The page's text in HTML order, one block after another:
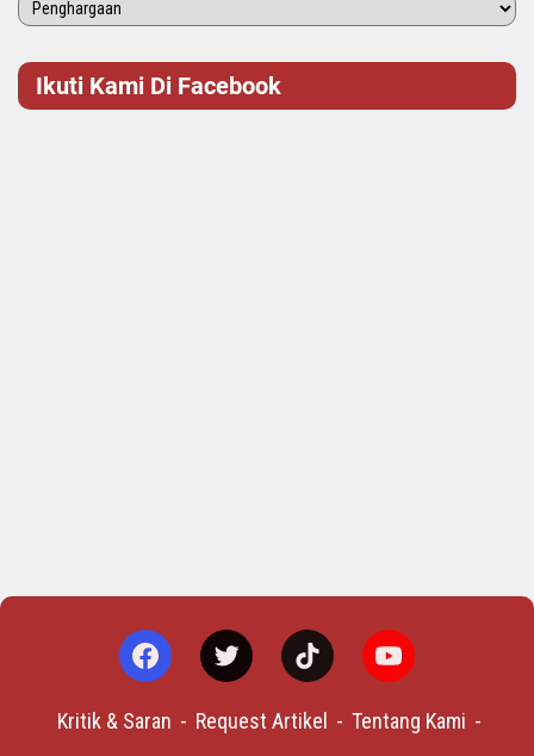
Ikuti Kami Di Facebook
Kritik & Saran Request Artikel
Tentang Kami